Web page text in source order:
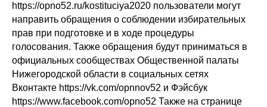
https://opno52.ru/kostituciya2020 пользователи могут
направить обращения о соблюдении избирательных
прав при подготовке и в ходе процедуры
голосования. Также обращения будут приниматься в
официальных сообществах Общественной палаты
Нижегородской области в социальных сетях
Вконтакте https://vk.com/opnnov52 и Фэйсбук
https://www.facebook.com/opno52 Также на странице